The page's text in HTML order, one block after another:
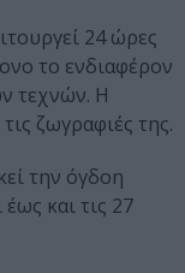
24 ώρες
το ενδιαφέρον
τεχνών. Η
ζωγραφιές της.
την όγδοη
και τις 27